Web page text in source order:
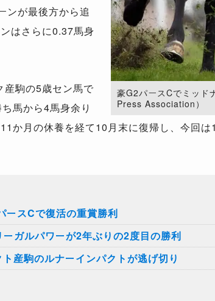
豪G2パースCでミッド
Press Association）
ンが最後方から追
はさらに0.37馬身
駒の5歳セン馬で
馬から4馬身余り
か月の休養を経て10月末に復帰し、今回
ースCで復活の重賞勝利
ガルパワーが2年ぶりの2度目の勝利
産駒のルナーインパクトが逃げ切り